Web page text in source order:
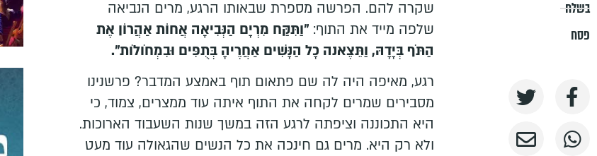
בשלח
פסח
שקרה להם. הפרשה מספרת שבאותו הרגע, מרים הנביאה
שלפה מייד את התוף: ״וַתִּקַּח מִרְיָם הַנְּבִיאָה אֲחוֹת אַהֲרוֹן אֶת
הַתֹּף בְּיָדָהּ, וַתֵּצֶאנה כָל הַנָּשִׁים אַחֲרֶיהָ בְּתֻפִּים וּבִמְחֹולֹות״.
רגע, מאיפה היה לה שם פתאום תוף באמצע המדבר? פרשנינו
מסבירים שמרים לקחה את התוף איתה עוד ממצרים, צמוד, כי
היא התכוננה וציפתה לרגע הזה במשך שנות השעבוד הארוכות.
ולא רק היא. מרים גם חינכה את כל הנשים שהגאולה עוד מעט